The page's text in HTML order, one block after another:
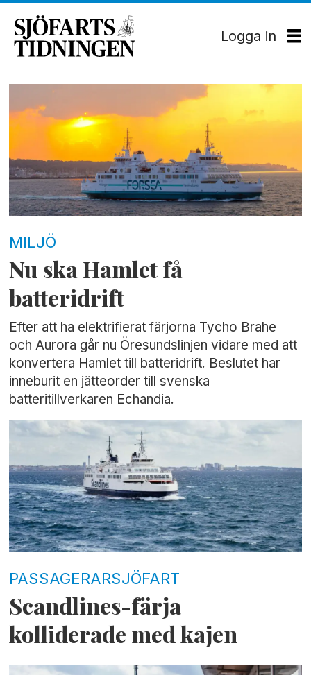
Logga in
Tag:
hamlet
MILJÖ
Nu ska Hamlet få
batteridrift
Efter att ha elektrifierat färjorna Tycho Brahe
och Aurora går nu Öresundslinjen vidare med att
konvertera Hamlet till batteridrift. Beslutet har
inneburit en jätteorder till svenska
batteritillverkaren Echandia.
PASSAGERARSJÖFART
Scandlines-färja
kolliderade med kajen